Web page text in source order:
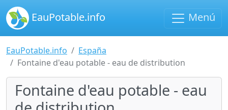
EauPotable.info Menú
EauPotable.info
España
Fontaine d'eau potable - eau de distribution
Fontaine d'eau potable - eau